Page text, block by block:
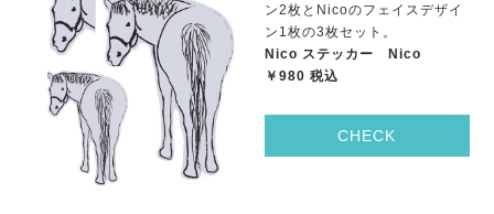
ン2枚とNicoのフェイスデザイ
ン1枚の3枚セット。
Nico ステッカー Nico
￥980 税込
CHECK